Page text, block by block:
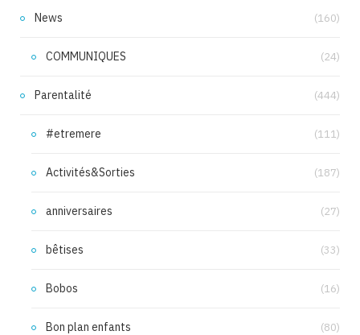
News (160)
COMMUNIQUES (24)
Parentalité (444)
#etremere (111)
Activités&Sorties (187)
anniversaires (27)
bêtises (33)
Bobos (16)
Bon plan enfants (80)